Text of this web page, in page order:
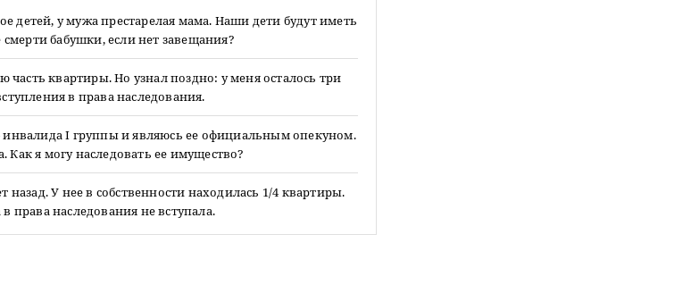
детей, у мужа престарелая мама. Наши дети будут иметь
смерти бабушки, если нет завещания?
часть квартиры. Но узнал поздно: у меня осталось три
в права наследования.
I группы и являюсь ее официальным опекуном.
Как я могу наследовать ее имущество?
назад. У нее в собственности находилась 1/4 квартиры.
права наследования не вступала.